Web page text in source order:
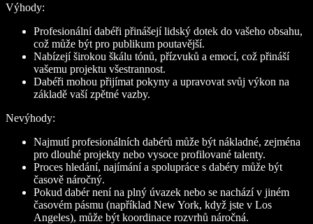
Výhody:
Profesionální dabéři přinášejí lidský dotek do vašeho obsahu,
což může být pro publikum poutavější.
Nabízejí širokou škálu tónů, přízvuků a emocí, což přináší
vašemu projektu všestrannost.
Dabéři mohou přijímat pokyny a upravovat svůj výkon na
základě vaší zpětné vazby.
Nevýhody:
Najmutí profesionálních dabérů může být nákladné, zejména
pro dlouhé projekty nebo vysoce profilované talenty.
Proces hledání, najímání a spolupráce s dabéry může být
časově náročný.
Pokud dabér není na plný úvazek nebo se nachází v jiném
časovém pásmu (například New York, když jste v Los
Angeles), může být koordinace rozvrhů náročná.